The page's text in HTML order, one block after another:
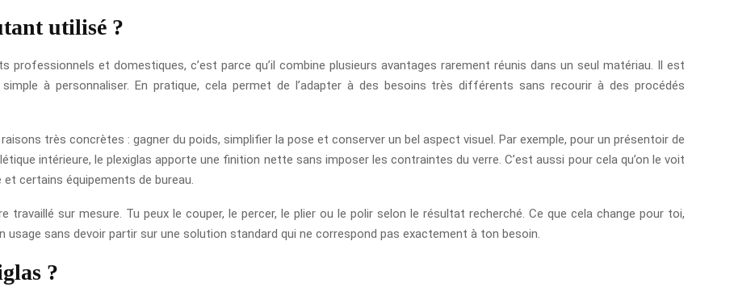
utilisé ?
professionnels et domestiques, c’est parce qu’il combine plusieurs avantages rarement réunis dans un seul matériau. Il est
à personnaliser. En pratique, cela permet de l’adapter à des besoins très différents sans recourir à des procédés
très concrètes : gagner du poids, simplifier la pose et conserver un bel aspect visuel. Par exemple, pour un présentoir de
intérieure, le plexiglas apporte une finition nette sans imposer les contraintes du verre. C’est aussi pour cela qu’on le voit
certains équipements de bureau.
sur mesure. Tu peux le couper, le percer, le plier ou le polir selon le résultat recherché. Ce que cela change pour toi,
usage sans devoir partir sur une solution standard qui ne correspond pas exactement à ton besoin.
?